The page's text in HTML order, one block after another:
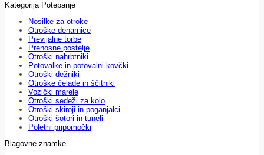
Kategorija Potepanje
Nosilke za otroke
Otroške denarnice
Previjalne torbe
Prenosne postelje
Otroški nahrbtniki
Potovalke in potovalni kovčki
Otroški dežniki
Otroške čelade in ščitniki
Vozički marele
Otroški sedeži za kolo
Otroški skiroji in poganjalci
Otroški šotori in tuneli
Poletni pripomočki
Blagovne znamke